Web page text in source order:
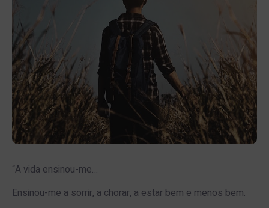
“A vida ensinou-me…
Ensinou-me a sorrir, a chorar, a estar bem e menos bem.